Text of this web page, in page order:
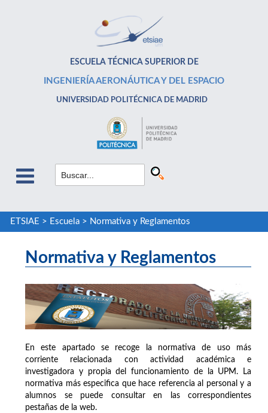
ESCUELA TÉCNICA SUPERIOR DE
INGENIERÍA AERONÁUTICA Y DEL ESPACIO
UNIVERSIDAD POLITÉCNICA DE MADRID
ETSIAE > Escuela> Normativa y Reglamentos
Normativa y Reglamentos
En este apartado se recoge la normativa de uso más
corriente relacionada con actividad académica e
investigadora y propia del funcionamiento de la UPM. La
normativa más especifica que hace referencia al personal y a
alumnos se puede consultar en las correspondientes
pestañas de la web.